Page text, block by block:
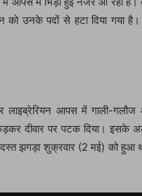
को उनके पदों से हटा दिया
लाइब्रेरियन आपस में गाली-गलौज
दीवार पर पटक दिया। इसके
झगड़ा शुक्रवार (2 मई) को हुआ